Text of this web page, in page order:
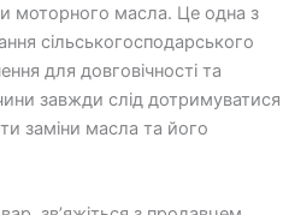
моторного масла. Це одна з
сільськогосподарського
для довговічності та
завжди слід дотримуватися
заміни масла та його